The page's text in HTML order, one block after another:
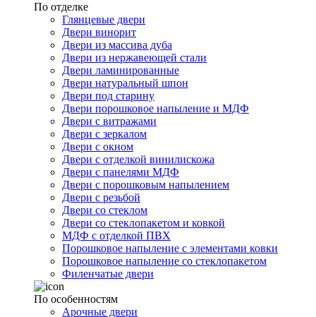
По отделке
Глянцевые двери
Двери винорит
Двери из массива дуба
Двери из нержавеющей стали
Двери ламинированные
Двери натуральный шпон
Двери под старину
Двери порошковое напыление и МДФ
Двери с витражами
Двери с зеркалом
Двери с окном
Двери с отделкой винилискожа
Двери с панелями МДФ
Двери с порошковым напылением
Двери с резьбой
Двери со стеклом
Двери со стеклопакетом и ковкой
МДФ с отделкой ПВХ
Порошковое напыление с элементами ковки
Порошковое напыление со стеклопакетом
Филенчатые двери
По особенностям
Арочные двери